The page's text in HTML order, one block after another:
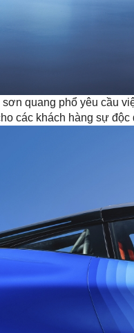
quang phổ yêu cầu
các khách hàng sự